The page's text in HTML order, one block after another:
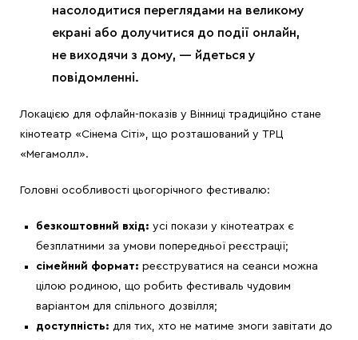
насолодитися переглядами на великому
екрані або долучитися до події онлайн,
не виходячи з дому, — йдеться у
повідомленні.
Локацією для офлайн-показів у Вінниці традиційно стане
кінотеатр «Сінема Сіті», що розташований у ТРЦ
«Мегамолл».
Головні особливості цьогорічного фестивалю:
безкоштовний вхід: усі покази у кінотеатрах є
безплатними за умови попередньої реєстрації;
сімейний формат: реєструватися на сеанси можна
цілою родиною, що робить фестиваль чудовим
варіантом для спільного дозвілля;
доступність: для тих, хто не матиме змоги завітати до